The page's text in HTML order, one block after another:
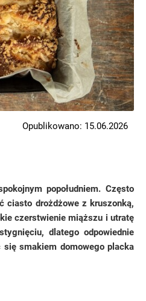
Opublikowano: 15.06.2026
popołudniem. Często
ciasto drożdżowe z kruszonką,
czerstwienie miąższu i utratę
dlatego odpowiednie
smakiem domowego placka